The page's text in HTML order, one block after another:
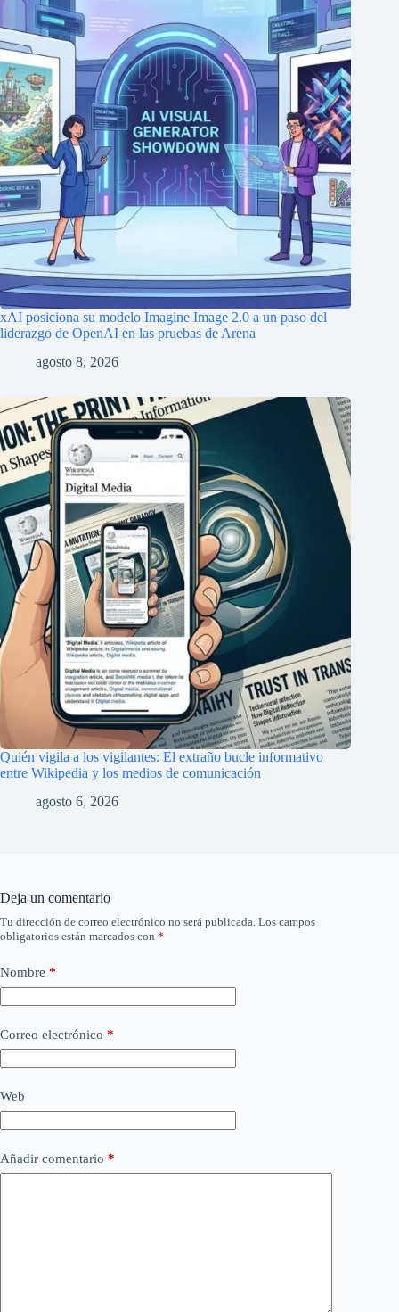
xAI posiciona su modelo Imagine Image 2.0 a un paso del
liderazgo de OpenAI en las pruebas de Arena
agosto 8, 2026
Quién vigila a los vigilantes: El extraño bucle informativo
entre Wikipedia y los medios de comunicación
agosto 6, 2026
Deja un comentario
Tu dirección de correo electrónico no será publicada. Los campos
obligatorios están marcados con *
Nombre *
Correo electrónico *
Web
Añadir comentario *